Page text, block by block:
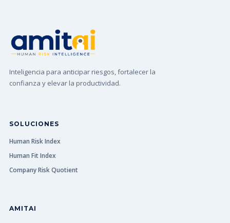
Inteligencia para anticipar riesgos, fortalecer la
confianza y elevar la productividad.
SOLUCIONES
Human Risk Index
Human Fit Index
Company Risk Quotient
AMITAI